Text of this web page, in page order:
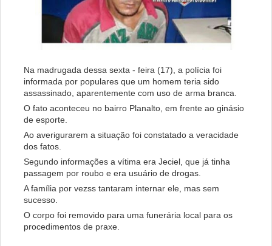
Na madrugada dessa sexta - feira (17), a polícia foi
informada por populares que um homem teria sido
assassinado, aparentemente com uso de arma branca.
O fato aconteceu no bairro Planalto, em frente ao ginásio
de esporte.
Ao averigurarem a situação foi constatado a veracidade
dos fatos.
Segundo informações a vítima era Jeciel, que já tinha
passagem por roubo e era usuário de drogas.
A família por vezss tantaram internar ele, mas sem
sucesso.
O corpo foi removido para uma funerária local para os
procedimentos de praxe.